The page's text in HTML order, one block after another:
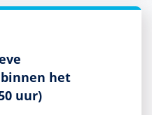
binnen het
uur)